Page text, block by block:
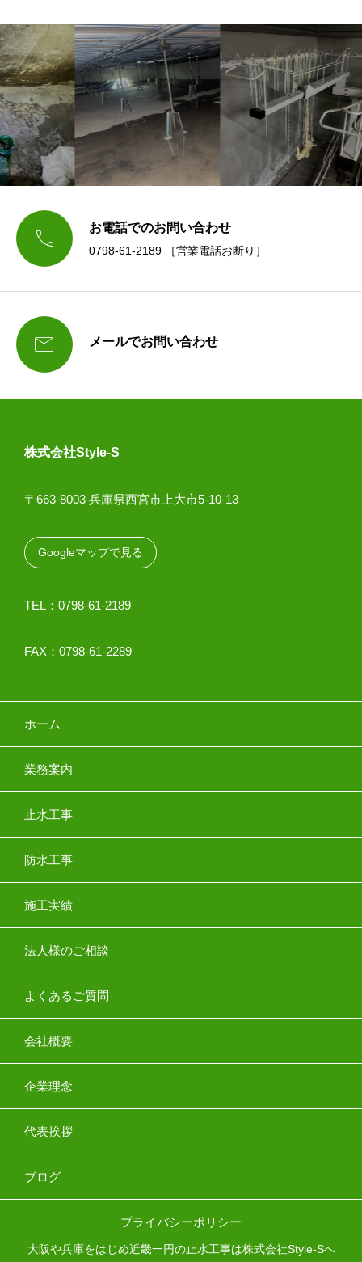
 お電話でのお問い合わせ
0798-61-2189 ［営業電話お断り］
 メールでお問い合わせ
株式会社Style-S
〒663-8003 兵庫県西宮市上大市5-10-13
Googleマップで見る
TEL：0798-61-2189
FAX：0798-61-2289
ホーム
業務案内
止水工事
防水工事
施工実績
法人様のご相談
よくあるご質問
会社概要
企業理念
代表挨拶
ブログ
プライバシーポリシー
大阪や兵庫をはじめ近畿一円の止水工事は株式会社Style-Sへ